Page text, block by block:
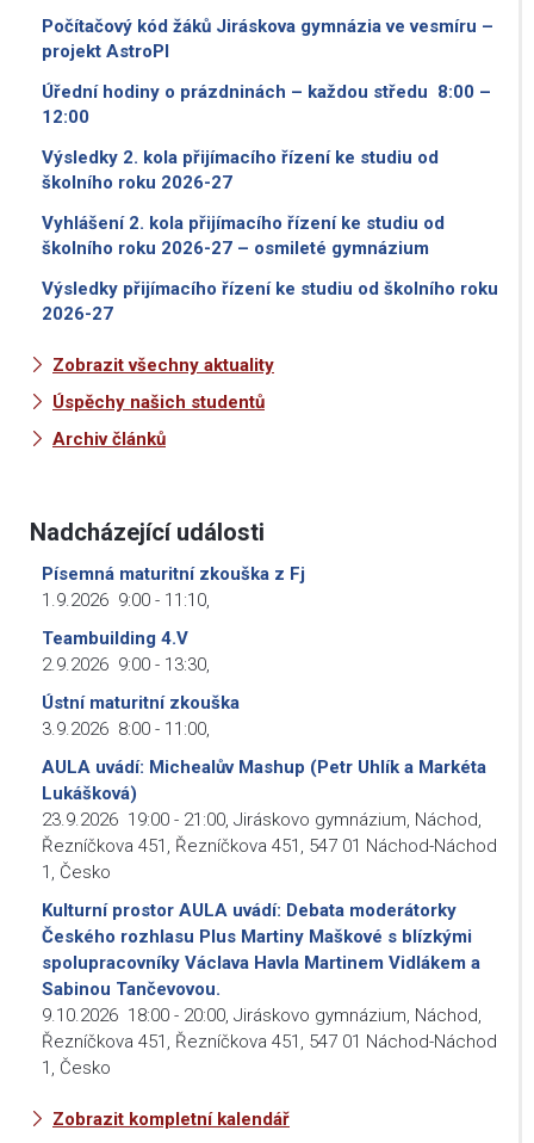
Počítačový kód žáků Jiráskova gymnázia ve vesmíru –
projekt AstroPI
Úřední hodiny o prázdninách – každou středu 8:00 –
12:00
Výsledky 2. kola přijímacího řízení ke studiu od
školního roku 2026-27
Vyhlášení 2. kola přijímacího řízení ke studiu od
školního roku 2026-27 – osmileté gymnázium
Výsledky přijímacího řízení ke studiu od školního roku
2026-27
Zobrazit všechny aktuality
Úspěchy našich studentů
Archiv článků
Nadcházející události
Písemná maturitní zkouška z Fj
1.9.2026 9:00 - 11:10,
Teambuilding 4.V
2.9.2026 9:00 - 13:30,
Ústní maturitní zkouška
3.9.2026 8:00 - 11:00,
AULA uvádí: Michealův Mashup (Petr Uhlík a Markéta
Lukášková)
23.9.2026 19:00 - 21:00, Jiráskovo gymnázium, Náchod,
Řezníčkova 451, Řezníčkova 451, 547 01 Náchod-Náchod
1, Česko
Kulturní prostor AULA uvádí: Debata moderátorky
Českého rozhlasu Plus Martiny Maškové s blízkými
spolupracovníky Václava Havla Martinem Vidlákem a
Sabinou Tančevovou.
9.10.2026 18:00 - 20:00, Jiráskovo gymnázium, Náchod,
Řezníčkova 451, Řezníčkova 451, 547 01 Náchod-Náchod
1, Česko
Zobrazit kompletní kalendář